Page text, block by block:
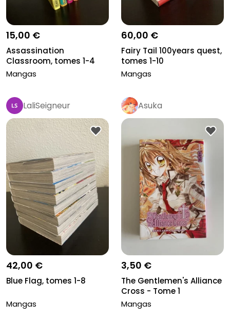
15,00 €
Assassination
Classroom, tomes 1-4
Mangas
60,00 €
Fairy Tail 100years quest,
tomes 1-10
Mangas
LaliSeigneur
42,00 €
Blue Flag, tomes 1-8
Mangas
Asuka
3,50 €
The Gentlemen's Alliance
Cross - Tome 1
Mangas